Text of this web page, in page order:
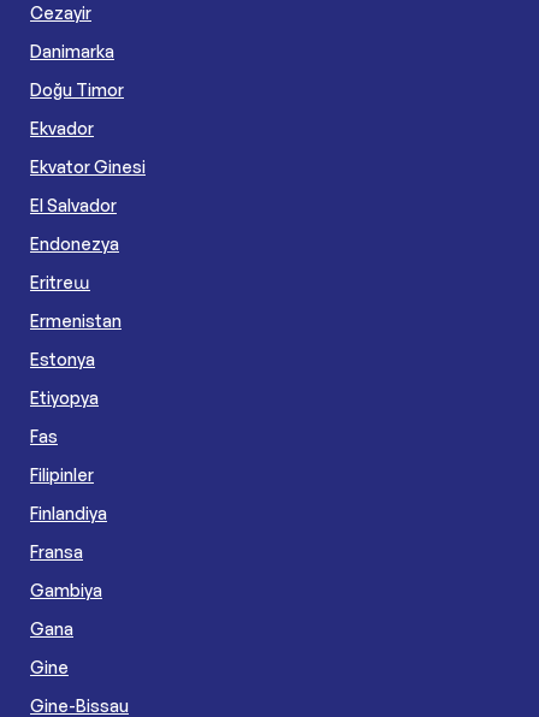
Cezayir
Danimarka
Doğu Timor
Ekvador
Ekvator Ginesi
El Salvador
Endonezya
Eritreա
Ermenistan
Estonya
Etiyopya
Fas
Filipinler
Finlandiya
Fransa
Gambiya
Gana
Gine
Gine-Bissau